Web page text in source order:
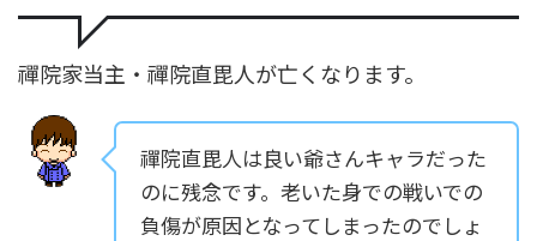
禪院家当主・禪院直毘人が亡くなります。
禪院直毘人は良い爺さんキャラだった
のに残念です。老いた身での戦いでの
負傷が原因となってしまったのでしょ